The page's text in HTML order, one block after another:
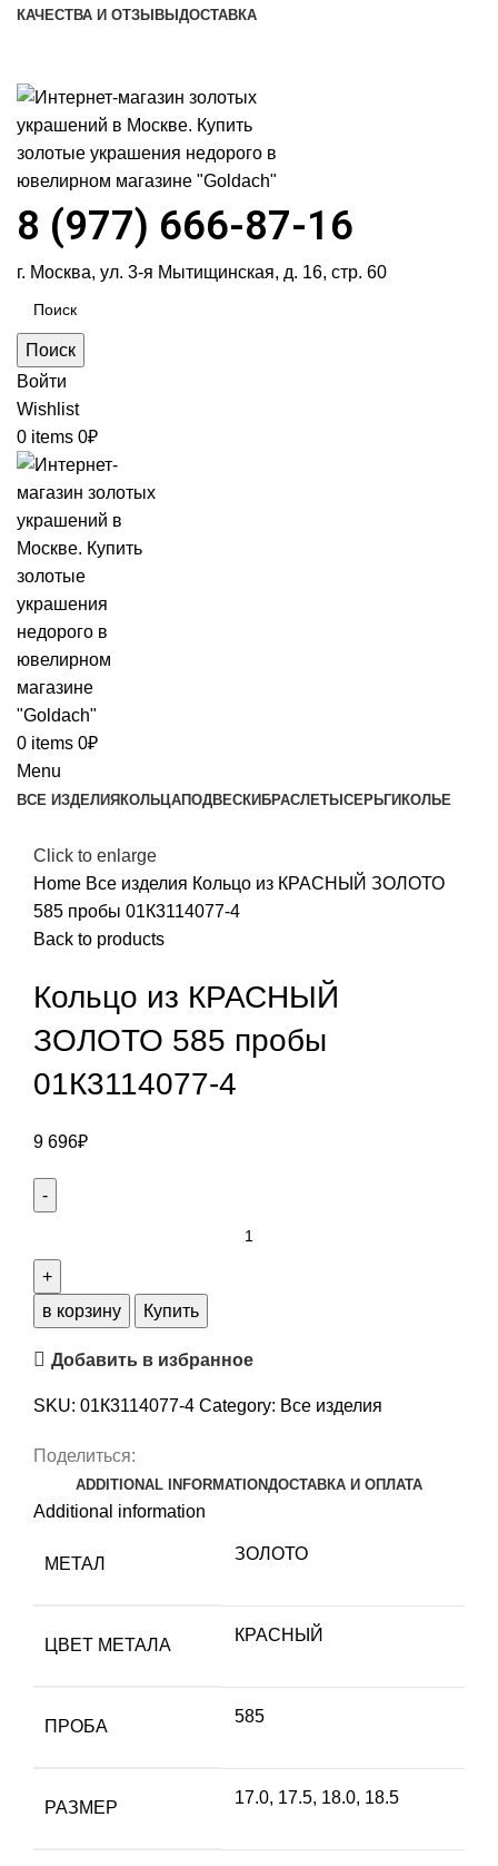
КАЧЕСТВА И ОТЗЫВЫ ДОСТАВКА
8 (977) 666-87-16
г. Москва, ул. 3-я Мытищинская, д. 16, стр. 60
Поиск
Войти
Wishlist
0 items 0₽
0 items 0₽
Menu
ВСЕ ИЗДЕЛИЯ КОЛЬЦАПОДВЕСКИ БРАСЛЕТЫ СЕРЬГИ КОЛЬЕ
Click to enlarge
Home Все изделия Кольцо из КРАСНЫЙ ЗОЛОТО
585 пробы 01К3114077-4
Back to products
Кольцо из КРАСНЫЙ
ЗОЛОТО 585 пробы
01К3114077-4
9 696₽
КРАСНЫЙ
ЗОЛОТО
пробы
quantity
в корзину Купить
Добавить в избранное
SKU: 01К3114077-4 Category: Все изделия
Поделиться:
ADDITIONAL INFORMATIONДОСТАВКА И ОПЛАТА
Additional information
МЕТАЛ
ЗОЛОТО
ЦВЕТ МЕТАЛА
КРАСНЫЙ
ПРОБА
585
РАЗМЕР
17.0, 17.5, 18.0, 18.5